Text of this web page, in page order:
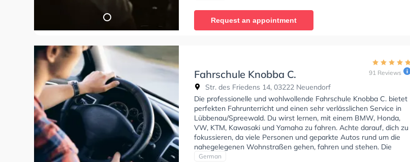
tests am PC zu absolvieren, um dich gut auf die theoretische
Prüfung. In der Fahrschule Bernd Mrosk u. Mietwagenservice Sie
können einen Termin online anfragen.
Request an appointment
Fahrschule Knobba C.
Str. des Friedens 14, 03222 Neuendorf
91 Reviews
Die professionelle und wohlwollende Fahrschule Knobba C. bietet
perfekten Fahrunterricht und einen sehr verlässlichen Service in
Lübbenau/Spreewald. Du wirst lernen, mit einem BMW, Honda,
VW, KTM, Kawasaki und Yamaha zu fahren. Achte darauf, dich zu
fokussieren, da viele Personen und geparkte Autos rund um die
nahegelegenen Wohnstraßen gehen, fahren und stehen. Die
Fahrschule bietet Perfekte Bedingungen um deine Klasse A1,
German